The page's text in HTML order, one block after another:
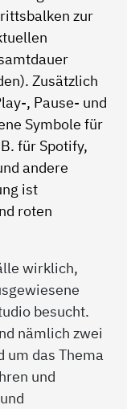
wirklich,
besucht.
nämlich zwei
das Thema
und